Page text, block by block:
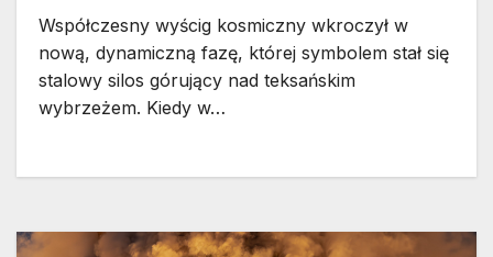
Współczesny wyścig kosmiczny wkroczył w
nową, dynamiczną fazę, której symbolem stał się
stalowy silos górujący nad teksańskim
wybrzeżem. Kiedy w…